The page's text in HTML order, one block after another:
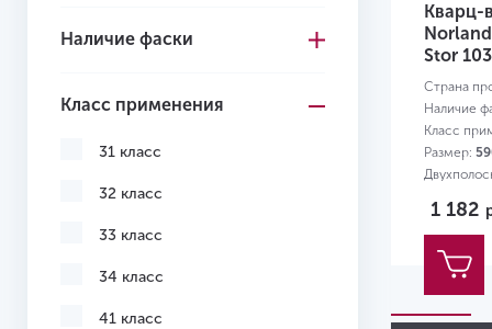
Наличие фаски
Класс применения
31 класс
32 класс
33 класс
34 класс
41 класс
Кварц-
Stor
Страна
Наличие
Класс
Размер:
1 182